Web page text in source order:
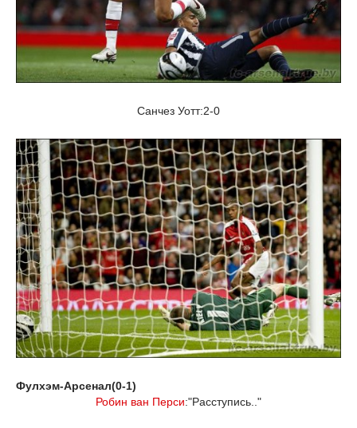
Санчез Уотт:2-0
Фулхэм-Арсенал(0-1)
Робин ван Перси:"Расступись.."